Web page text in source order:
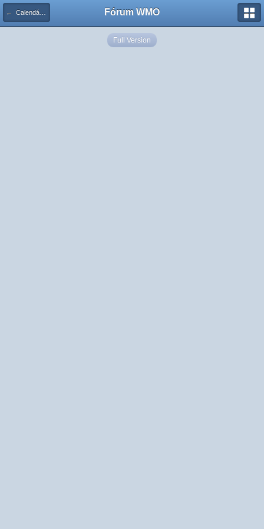
← Calendário de Eventos Fórum WMO
Full Version